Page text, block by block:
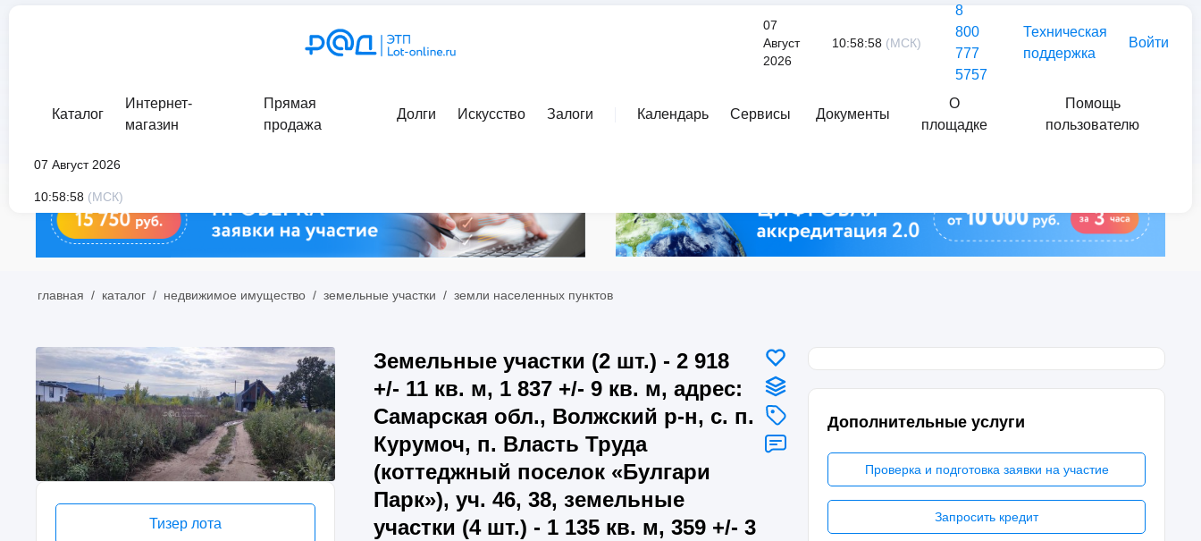
07
Август
2026
10:58:58 (МСК)
8
800
777
5757
Техническая
поддержка
Войти
Каталог
Интернет-
магазин
Прямая
продажа
Долги Искусство Залоги Календарь Сервисы Документы
О
площадке
Помощь
пользователю
07 Август 2026
10:58:58 (МСК)
главная / каталог / недвижимое имущество / земельные участки / земли населенных пунктов
Дополнительные услуги
Проверка и подготовка заявки на участие
Запросить кредит
Тизер лота
Земельные участки (2 шт.) - 2 918
+/- 11 кв. м, 1 837 +/- 9 кв. м, адрес:
Самарская обл., Волжский р-н, с. п.
Курумоч, п. Власть Труда
(коттеджный поселок «Булгари
Парк»), уч. 46, 38, земельные
участки (4 шт.) - 1 135 кв. м, 359 +/- 3